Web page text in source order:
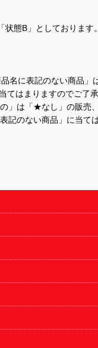
態B」としております。
名に表記のない商品」
はまりますのでご了承
」は「★なし」の販売
のない商品」に当て